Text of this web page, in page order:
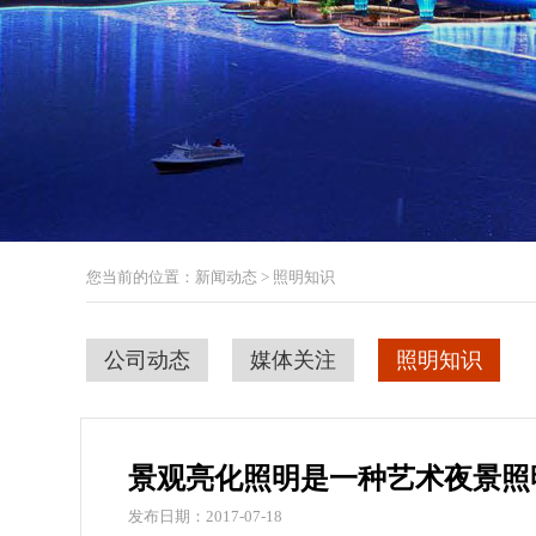
您当前的位置：新闻动态 > 照明知识
公司动态 媒体关注 照明知识
景观亮化照明是一种艺术夜景
发布日期：2017-07-18